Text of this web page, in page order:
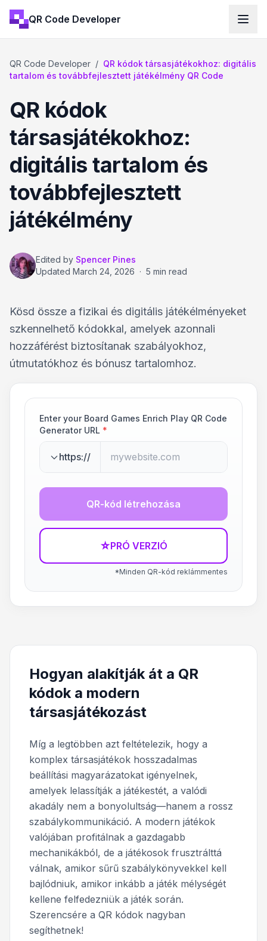
QR Code Developer
QR Code Developer / QR kódok társasjátékokhoz: digitális
tartalom és továbbfejlesztett játékélmény QR Code
QR kódok
társasjátékokhoz:
digitális tartalom és
továbbfejlesztett
játékélmény
Edited by Spencer Pines
Updated March 24, 2026 · 5 min read
Kösd össze a fizikai és digitális játékélményeket
szkennelhető kódokkal, amelyek azonnali
hozzáférést biztosítanak szabályokhoz,
útmutatókhoz és bónusz tartalomhoz.
Enter your Board Games Enrich Play QR Code
Generator URL *
https://
QR-kód létrehozása
☆PRÓ VERZIÓ
*Minden QR-kód reklámmentes
Hogyan alakítják át a QR
kódok a modern
társasjátékozást
Míg a legtöbben azt feltételezik, hogy a
komplex társasjátékok hosszadalmas
beállítási magyarázatokat igényelnek,
amelyek lelassítják a játékestét, a valódi
akadály nem a bonyolultság—hanem a rossz
szabálykommunikáció. A modern játékok
valójában profitálnak a gazdagabb
mechanikákból, de a játékosok frusztrálttá
válnak, amikor sűrű szabálykönyvekkel kell
bajlódniuk, amikor inkább a játék mélységét
kellene felfedezniük a játék során.
Szerencsére a QR kódok nagyban
segíthetnek!